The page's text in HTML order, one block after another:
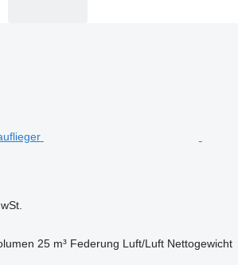
25 m³ Federung Luft/Luft Nettogewicht